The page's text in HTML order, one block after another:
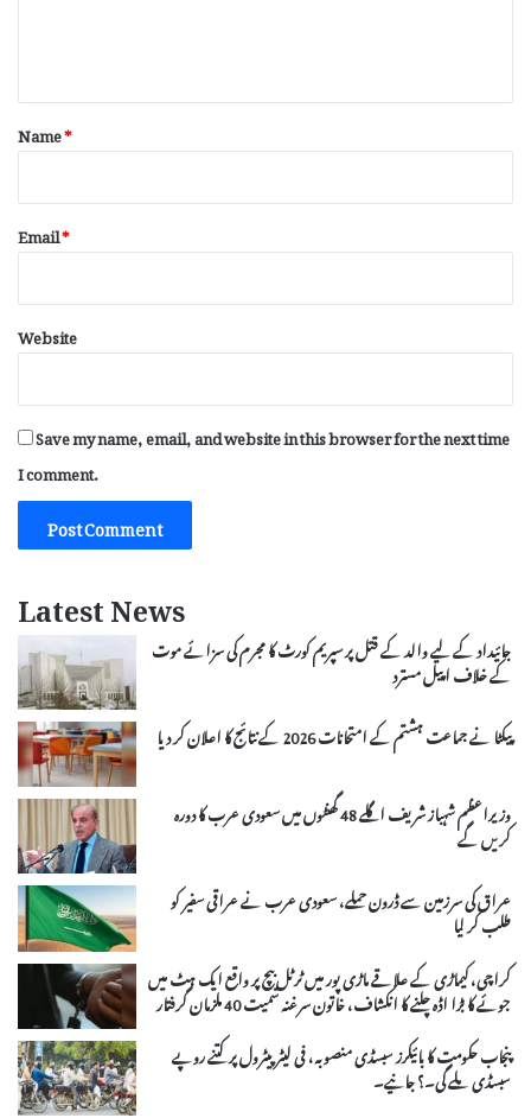
*
Name*
Email*
Website
Save my name, email, and website in this browser for the next time
I comment.
Latest News
جائیداد کے لیے والد کے قتل پر سپریم کورٹ کا مجرم کی سزائے موت
کے خلاف اپیل مسترد
پیکٹا نے جماعت ہشتم کے امتحانات 2026 کے نتائج کا اعلان کر دیا
وزیراعظم شہباز شریف اگلے 48 گھنٹوں میں سعودی عرب کا دورہ
کریں گے
عراق کی سرزمین سے ڈرون حملے، سعودی عرب نے عراقی سفیر کو
طلب کر لیا
کراچی، کیماڑی کے علاقے ماڑی پور میں ٹرٹل بیچ پر واقع ایک ہٹ میں
جوئے کا بڑا اڈہ چلنے کا انکشاف، خاتون سرغنہ سمیت 40 ملزمان گرفتار
پنجاب حکومت کا بائیکرز سبسڈی منصوبہ، فی لیٹر پیٹرول پر کتنے روپے
سبسڈی ملے گی۔؟ جانیے۔